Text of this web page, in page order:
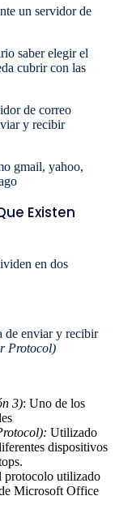
un servidor de
saber elegir el
cubrir con las
de correo
y recibir
gmail, yahoo,
Existen
en dos
de enviar y recibir
Protocol)
3): Uno de los
Utilizado
dispositivos
protocolo utilizado
Microsoft Office